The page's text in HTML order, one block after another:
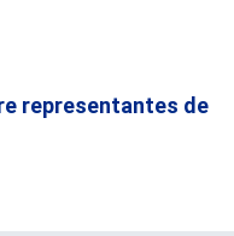
representantes de